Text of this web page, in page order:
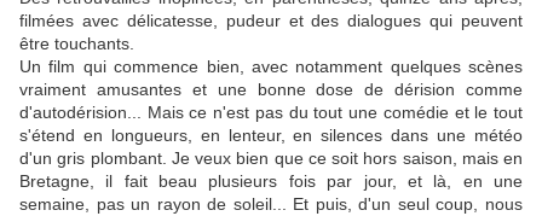
filmées avec délicatesse, pudeur et des dialogues qui peuvent
être touchants.
Un film qui commence bien, avec notamment quelques scènes
vraiment amusantes et une bonne dose de dérision comme
d'autodérision... Mais ce n'est pas du tout une comédie et le tout
s'étend en longueurs, en lenteur, en silences dans une météo
d'un gris plombant. Je veux bien que ce soit hors saison, mais en
Bretagne, il fait beau plusieurs fois par jour, et là, en une
semaine, pas un rayon de soleil... Et puis, d'un seul coup, nous